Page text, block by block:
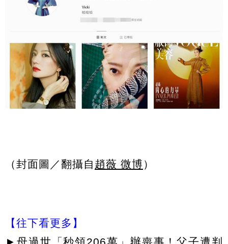
（封面圖／翻攝自 趙薇 微博）
【往下看更多】
► 母過世「秒領206萬」辦喪事！父子遭判